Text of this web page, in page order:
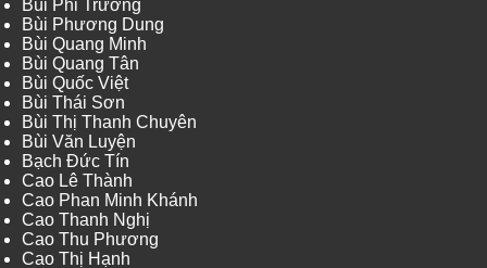
Bùi Phi Trường
Bùi Phương Dung
Bùi Quang Minh
Bùi Quang Tân
Bùi Quốc Việt
Bùi Thái Sơn
Bùi Thị Thanh Chuyên
Bùi Văn Luyện
Bạch Đức Tín
Cao Lê Thành
Cao Phan Minh Khánh
Cao Thanh Nghị
Cao Thu Phương
Cao Thị Hạnh